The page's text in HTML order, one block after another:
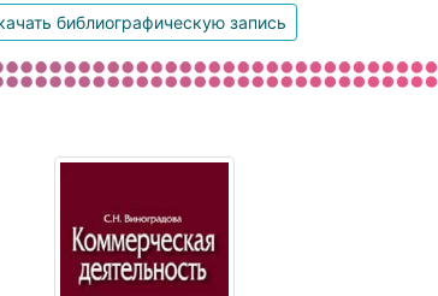
библиографическую запись